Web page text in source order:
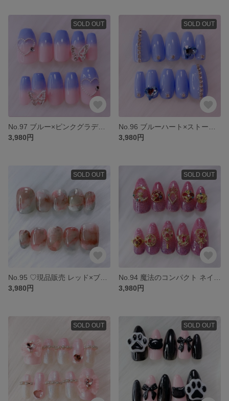
SOLD OUT
3,980円
SOLD OUT
3,980円
SOLD OUT
3,980円
SOLD OUT
3,980円
SOLD OUT SOLD OUT